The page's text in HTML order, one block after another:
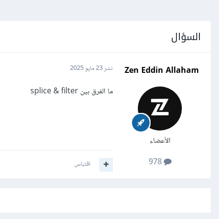
السؤال
Zen Eddin Allaham
الأعضاء
978
نشر23 مايو 2025
ما الفرق بين splice & filter
اقتباس